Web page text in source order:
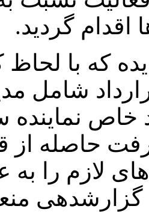
اقدام گردید.
که با لحاظ
شامل
خاص نماینده
حاصله از
لازم را به
گزارشدهی